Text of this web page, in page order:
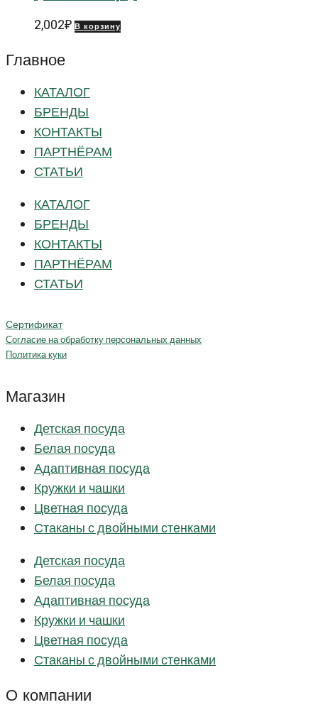
2,002₽ В корзину
Главное
КАТАЛОГ
БРЕНДЫ
КОНТАКТЫ
ПАРТНЁРАМ
СТАТЬИ
КАТАЛОГ
БРЕНДЫ
КОНТАКТЫ
ПАРТНЁРАМ
СТАТЬИ
Сертификат
Согласие на обработку персональных данных
Политика куки
Магазин
Детская посуда
Белая посуда
Адаптивная посуда
Кружки и чашки
Цветная посуда
Стаканы с двойными стенками
Детская посуда
Белая посуда
Адаптивная посуда
Кружки и чашки
Цветная посуда
Стаканы с двойными стенками
О компании